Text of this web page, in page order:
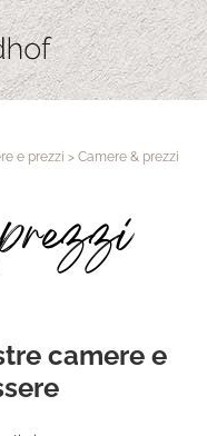
e prezzi > Camere & prezzi
camere e